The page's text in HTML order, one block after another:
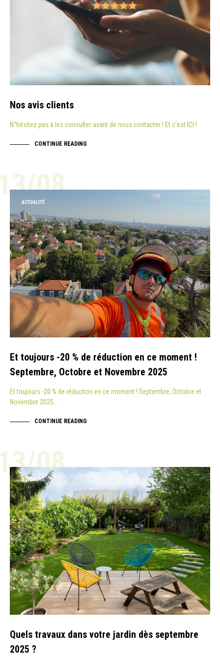
Nos avis clients
N”hésitez pas à les consulter avant de nous contacter ! Et c’est ICI !
CONTINUE READING
08
ACTUALITÉ
Et toujours -20 % de réduction en ce moment !
Septembre, Octobre et Novembre 2025
Et toujours -20 % de réduction en ce moment ! Septembre, Octobre et
Novembre 2025…
CONTINUE READING
08
ACTUALITÉ
Quels travaux dans votre jardin dès septembre
2025 ?